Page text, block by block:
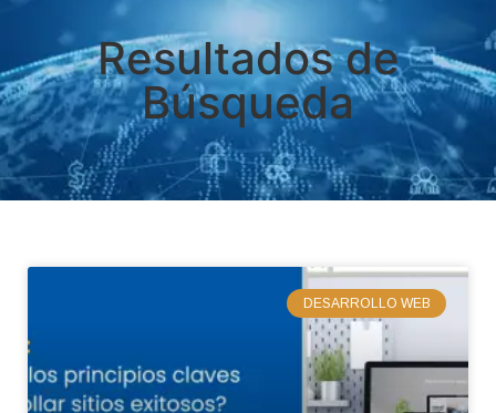
Resultados de
Búsqueda
DESARROLLO WEB